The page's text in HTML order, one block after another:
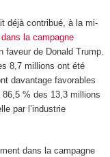
déjà contribué, à la mi-
la campagne
de Donald Trump.
8,7 millions ont été
davantage favorables
% des 13,3 millions
par l’industrie
dans la campagne